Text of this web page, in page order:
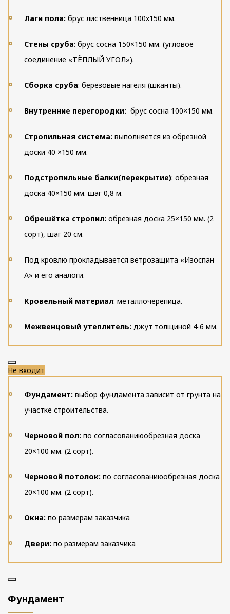
Лаги пола: брус лиственница 100х150 мм.
Стены сруба: брус сосна 150×150 мм. (угловое
соединение «ТЁПЛЫЙ УГОЛ»).
Сборка сруба: березовые нагеля (шканты).
Внутренние перегородки: брус сосна 100×150 мм.
Стропильная система: выполняется из обрезной
доски 40 ×150 мм.
Подстропильные балки(перекрытие): обрезная
доска 40×150 мм. шаг 0,8 м.
Обрешётка стропил: обрезная доска 25×150 мм. (2
сорт), шаг 20 см.
Под кровлю прокладывается ветрозащита «Изоспан
А» и его аналоги.
Кровельный материал: металлочерепица.
Межвенцовый утеплитель: джут толщиной 4-6 мм.
Не входит
Фундамент: выбор фундамента зависит от грунта на
участке строительства.
Черновой пол: по согласованиюобрезная доска
20×100 мм. (2 сорт).
Черновой потолок: по согласованиюобрезная доска
20×100 мм. (2 сорт).
Окна: по размерам заказчика
Двери: по размерам заказчика
Фундамент